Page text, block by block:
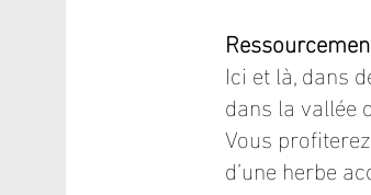
Ici et là, dans
dans la vallée
Vous
d’une herbe